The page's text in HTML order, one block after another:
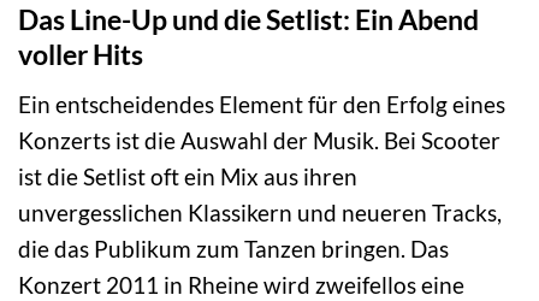
Das Line-Up und die Setlist: Ein Abend
voller Hits
Ein entscheidendes Element für den Erfolg eines
Konzerts ist die Auswahl der Musik. Bei Scooter
ist die Setlist oft ein Mix aus ihren
unvergesslichen Klassikern und neueren Tracks,
die das Publikum zum Tanzen bringen. Das
Konzert 2011 in Rheine wird zweifellos eine